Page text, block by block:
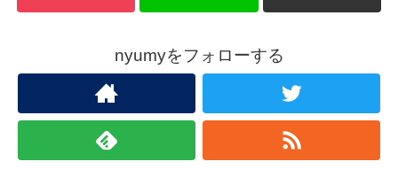
nyumyをフォローする